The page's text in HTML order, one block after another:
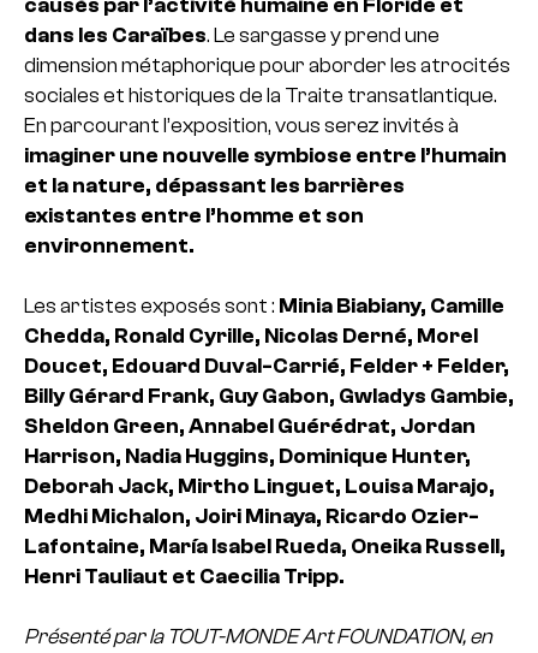
causés par l’activité humaine en Floride et
dans les Caraïbes. Le sargasse y prend une
dimension métaphorique pour aborder les atrocités
sociales et historiques de la Traite transatlantique.
En parcourant l’exposition, vous serez invités à
imaginer une nouvelle symbiose entre l’humain
et la nature, dépassant les barrières
existantes entre l’homme et son
environnement.
Les artistes exposés sont : Minia Biabiany, Camille
Chedda, Ronald Cyrille, Nicolas Derné, Morel
Doucet, Edouard Duval-Carrié, Felder + Felder,
Billy Gérard Frank, Guy Gabon, Gwladys Gambie,
Sheldon Green, Annabel Guérédrat, Jordan
Harrison, Nadia Huggins, Dominique Hunter,
Deborah Jack, Mirtho Linguet, Louisa Marajo,
Medhi Michalon, Joiri Minaya, Ricardo Ozier-
Lafontaine, María Isabel Rueda, Oneika Russell,
Henri Tauliaut et Caecilia Tripp.
Présenté par la TOUT-MONDE Art FOUNDATION, en